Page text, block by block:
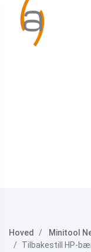
Hoved
Minitool
Tilbakestill HP-